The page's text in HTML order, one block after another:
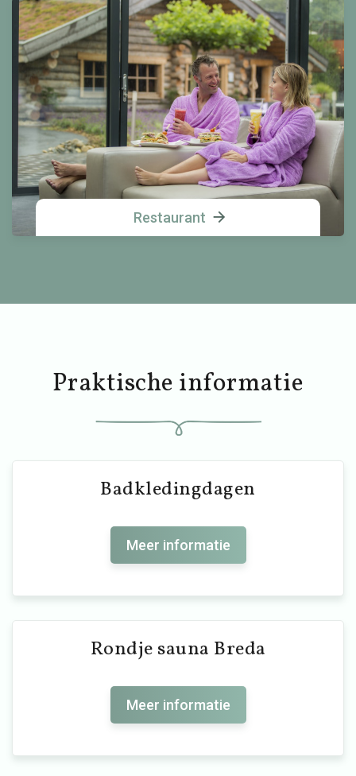
Restaurant
Praktische informatie
Badkledingdagen
Meer informatie
Rondje sauna Breda
Meer informatie